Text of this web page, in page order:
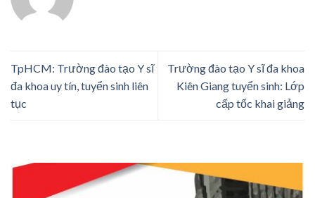
TpHCM: Trường đào tạo Y sĩ
đa khoa uy tín, tuyển sinh liên
tục
Trường đào tạo Y sĩ đa khoa
Kiên Giang tuyển sinh: Lớp
cấp tốc khai giảng